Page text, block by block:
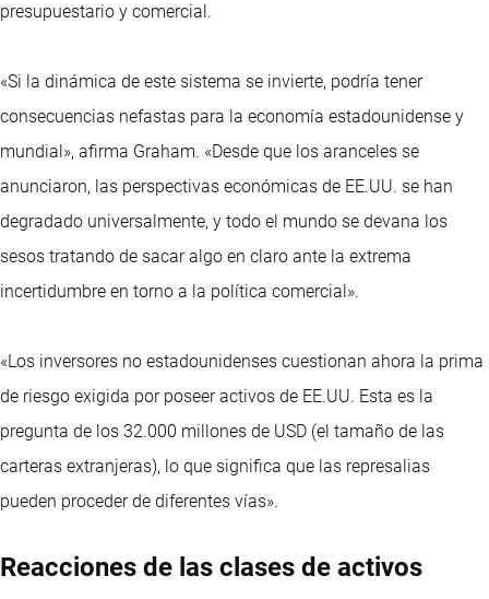
presupuestario y comercial.
«Si la dinámica de este sistema se invierte, podría tener
consecuencias nefastas para la economía estadounidense y
mundial», afirma Graham. «Desde que los aranceles se
anunciaron, las perspectivas económicas de EE.UU. se han
degradado universalmente, y todo el mundo se devana los
sesos tratando de sacar algo en claro ante la extrema
incertidumbre en torno a la política comercial».
«Los inversores no estadounidenses cuestionan ahora la prima
de riesgo exigida por poseer activos de EE.UU. Esta es la
pregunta de los 32.000 millones de USD (el tamaño de las
carteras extranjeras), lo que significa que las represalias
pueden proceder de diferentes vías».
Reacciones de las clases de activos